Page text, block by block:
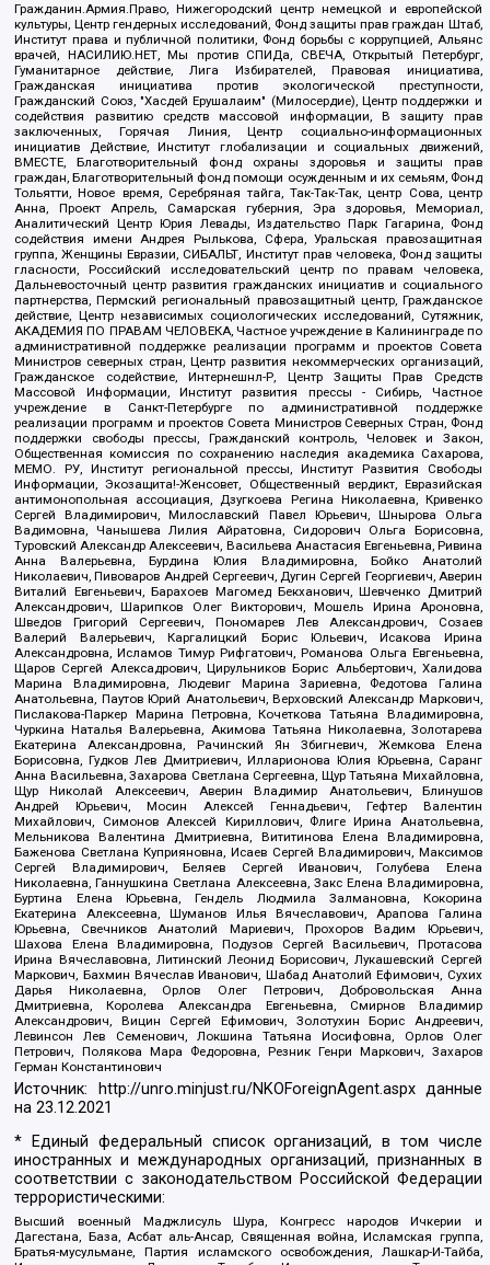
Гражданин.Армия.Право, Нижегородский центр немецкой и европейской
культуры, Центр гендерных исследований, Фонд защиты прав граждан Штаб,
Институт права и публичной политики, Фонд борьбы с коррупцией, Альянс
врачей, НАСИЛИЮ.НЕТ, Мы против СПИДа, СВЕЧА, Открытый Петербург,
Гуманитарное действие, Лига Избирателей, Правовая инициатива,
Гражданская инициатива против экологической преступности,
Гражданский Союз, "Хасдей Ерушалаим" (Милосердие), Центр поддержки и
содействия развитию средств массовой информации, В защиту прав
заключенных, Горячая Линия, Центр социально-информационных
инициатив Действие, Институт глобализации и социальных движений,
ВМЕСТЕ, Благотворительный фонд охраны здоровья и защиты прав
граждан, Благотворительный фонд помощи осужденным и их семьям, Фонд
Тольятти, Новое время, Серебряная тайга, Так-Так-Так, центр Сова, центр
Анна, Проект Апрель, Самарская губерния, Эра здоровья, Мемориал,
Аналитический Центр Юрия Левады, Издательство Парк Гагарина, Фонд
содействия имени Андрея Рылькова, Сфера, Уральская правозащитная
группа, Женщины Евразии, СИБАЛЬТ, Институт прав человека, Фонд защиты
гласности, Российский исследовательский центр по правам человека,
Дальневосточный центр развития гражданских инициатив и социального
партнерства, Пермский региональный правозащитный центр, Гражданское
действие, Центр независимых социологических исследований, Сутяжник,
АКАДЕМИЯ ПО ПРАВАМ ЧЕЛОВЕКА, Частное учреждение в Калининграде по
административной поддержке реализации программ и проектов Совета
Министров северных стран, Центр развития некоммерческих организаций,
Гражданское содействие, Интернешнл-Р, Центр Защиты Прав Средств
Массовой Информации, Институт развития прессы - Сибирь, Частное
учреждение в Санкт-Петербурге по административной поддержке
реализации программ и проектов Совета Министров Северных Стран, Фонд
поддержки свободы прессы, Гражданский контроль, Человек и Закон,
Общественная комиссия по сохранению наследия академика Сахарова,
МЕМО. РУ, Институт региональной прессы, Институт Развития Свободы
Информации, Экозащита!-Женсовет, Общественный вердикт, Евразийская
антимонопольная ассоциация, Дзугкоева Регина Николаевна, Кривенко
Сергей Владимирович, Милославский Павел Юрьевич, Шнырова Ольга
Вадимовна, Чанышева Лилия Айратовна, Сидорович Ольга Борисовна,
Туровский Александр Алексеевич, Васильева Анастасия Евгеньевна, Ривина
Анна Валерьевна, Бурдина Юлия Владимировна, Бойко Анатолий
Николаевич, Пивоваров Андрей Сергеевич, Дугин Сергей Георгиевич, Аверин
Виталий Евгеньевич, Барахоев Магомед Бекханович, Шевченко Дмитрий
Александрович, Шарипков Олег Викторович, Мошель Ирина Ароновна,
Шведов Григорий Сергеевич, Пономарев Лев Александрович, Созаев
Валерий Валерьевич, Каргалицкий Борис Юльевич, Исакова Ирина
Александровна, Исламов Тимур Рифгатович, Романова Ольга Евгеньевна,
Щаров Сергей Алексадрович, Цирульников Борис Альбертович, Халидова
Марина Владимировна, Людевиг Марина Зариевна, Федотова Галина
Анатольевна, Паутов Юрий Анатольевич, Верховский Александр Маркович,
Пислакова-Паркер Марина Петровна, Кочеткова Татьяна Владимировна,
Чуркина Наталья Валерьевна, Акимова Татьяна Николаевна, Золотарева
Екатерина Александровна, Рачинский Ян Збигневич, Жемкова Елена
Борисовна, Гудков Лев Дмитриевич, Илларионова Юлия Юрьевна, Саранг
Анна Васильевна, Захарова Светлана Сергеевна, Щур Татьяна Михайловна,
Щур Николай Алексеевич, Аверин Владимир Анатольевич, Блинушов
Андрей Юрьевич, Мосин Алексей Геннадьевич, Гефтер Валентин
Михайлович, Симонов Алексей Кириллович, Флиге Ирина Анатольевна,
Мельникова Валентина Дмитриевна, Вититинова Елена Владимировна,
Баженова Светлана Куприяновна, Исаев Сергей Владимирович, Максимов
Сергей Владимирович, Беляев Сергей Иванович, Голубева Елена
Николаевна, Ганнушкина Светлана Алексеевна, Закс Елена Владимировна,
Буртина Елена Юрьевна, Гендель Людмила Залмановна, Кокорина
Екатерина Алексеевна, Шуманов Илья Вячеславович, Арапова Галина
Юрьевна, Свечников Анатолий Мариевич, Прохоров Вадим Юрьевич,
Шахова Елена Владимировна, Подузов Сергей Васильевич, Протасова
Ирина Вячеславовна, Литинский Леонид Борисович, Лукашевский Сергей
Маркович, Бахмин Вячеслав Иванович, Шабад Анатолий Ефимович, Сухих
Дарья Николаевна, Орлов Олег Петрович, Добровольская Анна
Дмитриевна, Королева Александра Евгеньевна, Смирнов Владимир
Александрович, Вицин Сергей Ефимович, Золотухин Борис Андреевич,
Левинсон Лев Семенович, Локшина Татьяна Иосифовна, Орлов Олег
Петрович, Полякова Мара Федоровна, Резник Генри Маркович, Захаров
Герман Константинович
Источник: http://unro.minjust.ru/NKOForeignAgent.aspxданные
на23.12.2021
* Единый федеральный список организаций, в том числе
иностранных и международных организаций, признанных в
соответствии с законодательством Российской Федерации
террористическими:
Высший военный Маджлисуль Шура, Конгресс народов Ичкерии и
Дагестана, База, Асбат аль-Ансар, Священная война, Исламская группа,
Братья-мусульмане, Партия исламского освобождения, Лашкар-И-Тайба,